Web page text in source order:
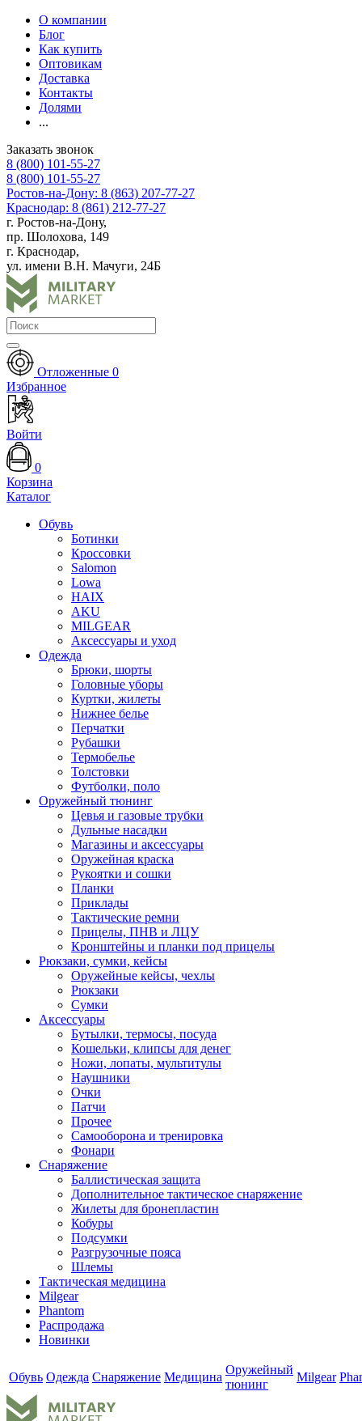
О компании
Блог
Как купить
Оптовикам
Доставка
Контакты
Долями
...
Заказать звонок
8 (800) 101-55-27
8 (800) 101-55-27
Ростов-на-Дону: 8 (863) 207-77-27
Краснодар: 8 (861) 212-77-27
г. Ростов-на-Дону,
пр. Шолохова, 149
г. Краснодар,
ул. имени В.Н. Мачуги, 24Б
Отложенные 0
Избранное
Войти
0
Корзина
Каталог
Обувь
Ботинки
Кроссовки
Salomon
Lowa
HAIX
AKU
MILGEAR
Аксессуары и уход
Одежда
Брюки, шорты
Головные уборы
Куртки, жилеты
Нижнее белье
Перчатки
Рубашки
Термобелье
Толстовки
Футболки, поло
Оружейный тюнинг
Цевья и газовые трубки
Дульные насадки
Магазины и аксессуары
Оружейная краска
Рукоятки и сошки
Планки
Приклады
Тактические ремни
Прицелы, ПНВ и ЛЦУ
Кронштейны и планки под прицелы
Рюкзаки, сумки, кейсы
Оружейные кейсы, чехлы
Рюкзаки
Сумки
Аксессуары
Бутылки, термосы, посуда
Кошельки, клипсы для денег
Ножи, лопаты, мультитулы
Наушники
Очки
Патчи
Прочее
Самооборона и тренировка
Фонари
Снаряжение
Баллистическая защита
Дополнительное тактическое снаряжение
Жилеты для бронепластин
Кобуры
Подсумки
Разгрузочные пояса
Шлемы
Тактическая медицина
Milgear
Phantom
Распродажа
Новинки
Обувь Одежда Снаряжение Медицина
Оружейный
тюнинг
Milgear